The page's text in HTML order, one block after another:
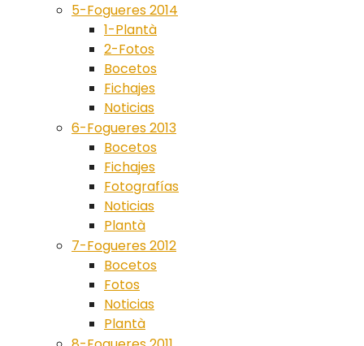
5-Fogueres 2014
1-Plantà
2-Fotos
Bocetos
Fichajes
Noticias
6-Fogueres 2013
Bocetos
Fichajes
Fotografías
Noticias
Plantà
7-Fogueres 2012
Bocetos
Fotos
Noticias
Plantà